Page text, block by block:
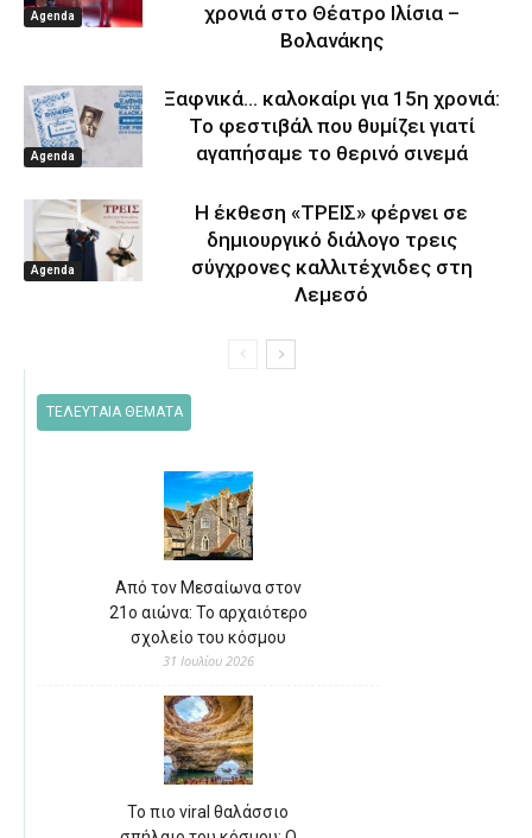
Agenda
χρονιά στο Θέατρο Ιλίσια –
Βολανάκης
Agenda
Ξαφνικά… καλοκαίρι για 15η χρονιά:
Το φεστιβάλ που θυμίζει γιατί
αγαπήσαμε το θερινό σινεμά
Agenda
Η έκθεση «ΤΡΕΙΣ» φέρνει σε
δημιουργικό διάλογο τρεις
σύγχρονες καλλιτέχνιδες στη
Λεμεσό
ΤΕΛΕΥΤΑΙΑ ΘΕΜΑΤΑ
Από τον Μεσαίωνα στον
21ο αιώνα: Το αρχαιότερο
σχολείο του κόσμου
31 Ιουλίου 2026
Το πιο viral θαλάσσιο